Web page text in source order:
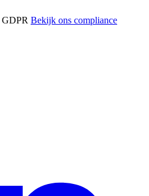
GDPR Bekijk ons compliance